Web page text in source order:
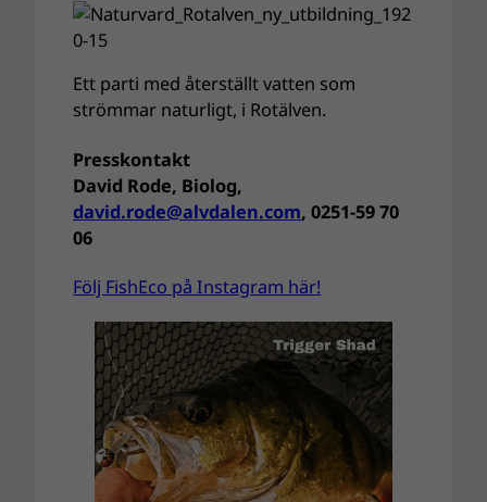
Ett parti med återställt vatten som
strömmar naturligt, i Rotälven.
Presskontakt
David Rode, Biolog,
david.rode@alvdalen.com, 0251-59 70
06
Följ FishEco på Instagram här!